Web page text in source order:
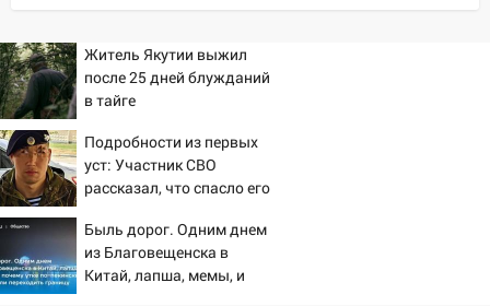
площадки
15:27
Прокуратура проверяет
капремонт школы в селе Кивать
15:08
В Кузоватово после прокурорской
проверки обновили разметку на
пешеходных переходах
14:40
На проспекте Гая в Ульяновске
запретили остановку автомобилей на
50-метровом участке
Житель Якутии выжил
после 25 дней блужданий
в тайге
Подробности из первых
уст: Участник СВО
рассказал, что спасло его
Быль дорог. Одним днем
из Благовещенска в
Китай, лапша, мемы, и